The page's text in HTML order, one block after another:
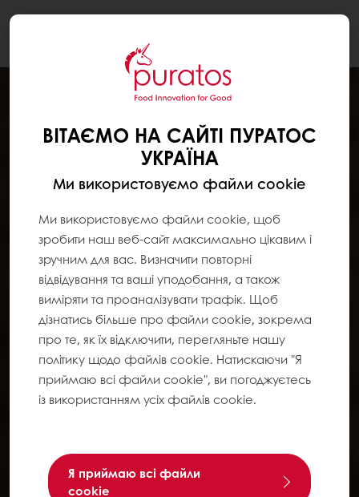
ВІТАЄМО НА САЙТІ ПУРАТОС
УКРАЇНА
Ми використовуємо файли cookie
Ми використовуємо файли cookie, щоб
зробити наш веб-сайт максимально цікавим і
зручним для вас. Визначити повторні
відвідування та ваші уподобання, а також
виміряти та проаналізувати трафік. Щоб
дізнатись більше про файли cookie, зокрема
про те, як їх відключити, перегляньте нашу
політику щодо файлів cookie. Натискаючи "Я
приймаю всі файли cookie", ви погоджуєтесь
із використанням усіх файлів cookie.
Я приймаю всі файли
cookie